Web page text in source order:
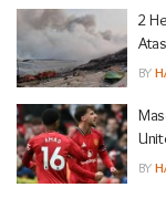
2
BY
BY